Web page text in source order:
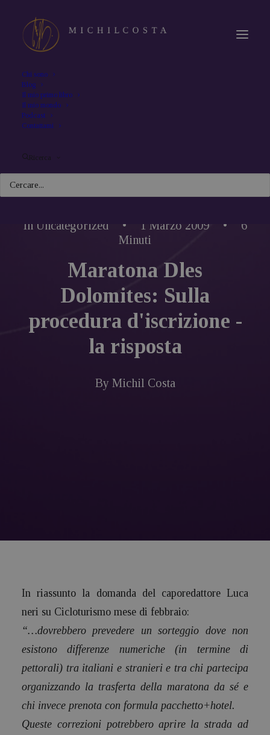
Chi sono
Blog
Il mio primo libro
Il mio mondo
Podcast
Contattami
Ricerca
In Uncategorized • 1 Marzo 2009 •
6
Minuti
Maratona Dles
Dolomites: Sulla
procedura d'iscrizione -
la risposta
By Michil Costa
In riassunto la domanda del caporedattore Luca
neri su Cicloturismo mese di febbraio:
“…dovrebbero prevedere un sorteggio dove non
esistono differenze numeriche (in termine di
pettorali) tra italiani e stranieri e tra chi partecipa
organizzando la trasferta della maratona da sé e
chi invece prenota con formula pacchetto+hotel.
Queste correzioni potrebbero aprire la strada ad